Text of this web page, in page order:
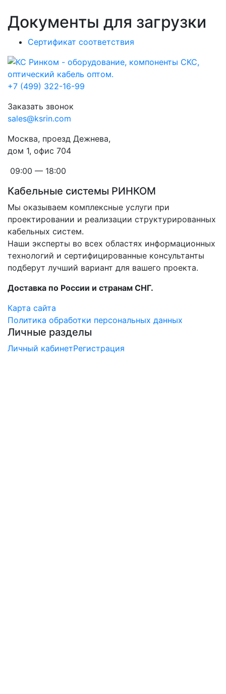
Документы для загрузки
Сертификат соответствия
+7 (499) 322-16-99
Заказать звонок
sales@ksrin.com
Москва, проезд Дежнева,
дом 1, офис 704
09:00 — 18:00
Кабельные системы РИНКОМ
Мы оказываем комплексные услуги при
проектировании и реализации структурированных
кабельных систем.
Наши эксперты во всех областях информационных
технологий и сертифицированные консультанты
подберут лучший вариант для вашего проекта.
Доставка по России и странам СНГ.
Карта сайта
Политика обработки персональных данных
Личные разделы
Личный кабинетРегистрация